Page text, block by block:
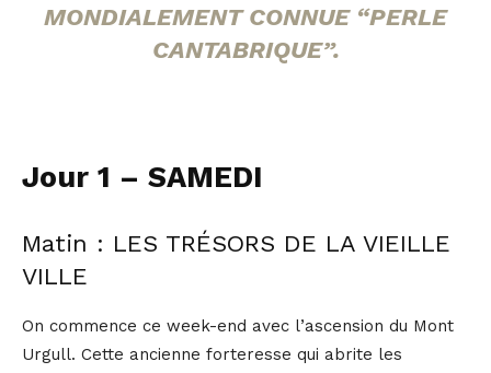
MONDIALEMENT CONNUE “PERLE
CANTABRIQUE”.
Jour 1 – SAMEDI
Matin : LES TRÉSORS DE LA VIEILLE
VILLE
On commence ce week-end avec l’ascension du Mont
Urgull. Cette ancienne forteresse qui abrite les